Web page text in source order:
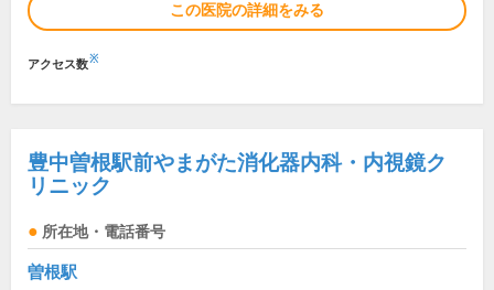
この医院の詳細をみる
アクセス数※
豊中曽根駅前やまがた消化器内科・内視鏡ク
リニック
所在地・電話番号
曽根駅